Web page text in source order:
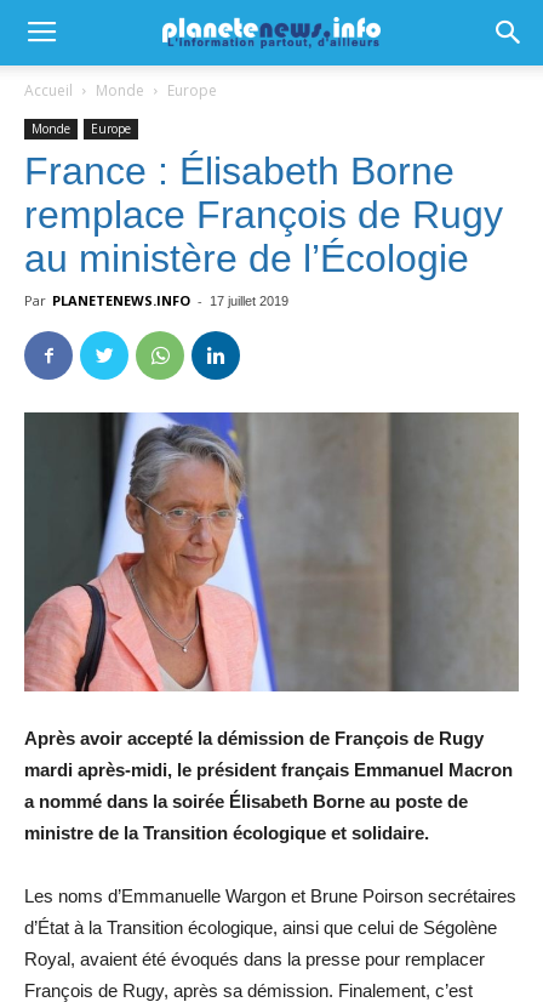
Accueil Monde Europe
Monde Europe
France : Élisabeth Borne
remplace François de Rugy
au ministère de l’Écologie
Par PLANETENEWS.INFO - 17 juillet 2019
Après avoir accepté la démission de François de Rugy
mardi après-midi, le président français Emmanuel Macron
a nommé dans la soirée Élisabeth Borne au poste de
ministre de la Transition écologique et solidaire.
Les noms d’Emmanuelle Wargon et Brune Poirson secrétaires
d’État à la Transition écologique, ainsi que celui de Ségolène
Royal, avaient été évoqués dans la presse pour remplacer
François de Rugy, après sa démission. Finalement, c’est